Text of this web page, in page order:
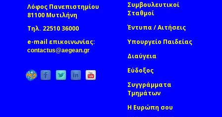
Λόφος Πανεπιστημίου
81100 Μυτιλήνη
Τηλ. 22510 36000
e-mail επικοινωνίας:
contactus@aegean.gr
Συμβουλευτικοί
Σταθμοί
Έντυπα / Αιτήσεις
Υπουργείο Παιδείας
Διαύγεια
Εύδοξος
Συγγράμματα
Τμημάτων
Η Ευρώπη σου